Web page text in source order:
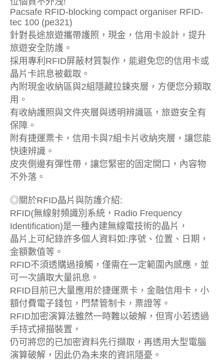
Pacsafe RFID-blocking compact organiser RFID-
tec 100 (pe321)
針對長途旅遊攜帶護照，現金，信用卡設計，提升
旅遊安全防護。
採用專利RFID屏蔽材質製作，能避免您的信用卡或
晶片卡訊息被截取。
內附現金收納區與2組隱藏拉鍊夾層，方便您分類取
用。
有收納護照與文件夾層與透明辨識區，旅遊安全有
保障。
附有捷運票卡，信用卡與7組卡片收納夾層，讓您能
快速辨識。
皮夾側邊有彈性帶，讓您緊密的固定開口，內容物
不外落。
◎關於RFID晶片與防護介紹:
RFID(無線射頻識別系統，Radio Frequency
Identification)是一種內建無線電技術的晶片，
晶片上可紀錄許多個人資料如:序號、位置、日期，
金額數值等。
RFID不須透購過接觸，僅需在一定範圍內感應，並
可一次讀取大量訊息。
RFID目前已大量應用於捷運票卡，金融信用卡，小
額付費電子錢包，門禁管制卡，票證等。
RFID加密演算法雖然一時難以破解，但宵小若透過
手持式掃描裝置，
仍可將您的已加密資料先行擷取，再透用大型電腦
演算破解，因此仍為未來的資訊隱憂。